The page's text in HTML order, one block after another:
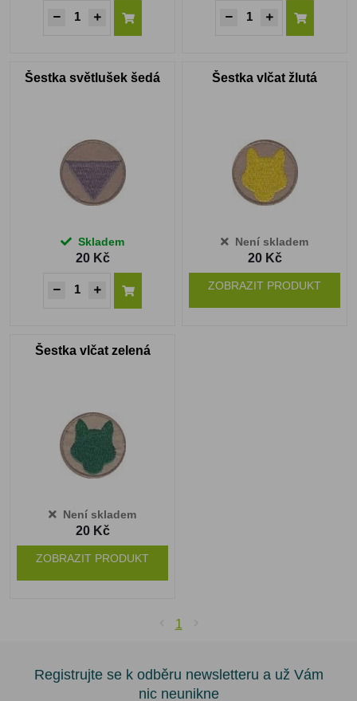
Šestka světlušek šedá
Skladem
20 Kč
Šestka vlčat žlutá
Není skladem
20 Kč
ZOBRAZIT PRODUKT
Šestka vlčat zelená
Není skladem
20 Kč
ZOBRAZIT PRODUKT
1
Registrujte se k odběru newsletteru a už Vám
nic neunikne